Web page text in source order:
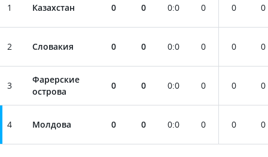
1 Казахстан 0 0 0:0 0 0 0
2 Словакия 0 0 0:0 0 0 0
3
Фарерские
острова
0 0 0:0 0 0 0
4 Молдова 0 0 0:0 0 0 0